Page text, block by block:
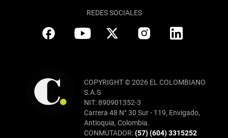
REDES SOCIALES
COPYRIGHT © 2026 EL COLOMBIANO
S.A.S
NIT: 890901352-3
Carrera 48 N° 30 Sur - 119, Envigado,
Antioquia, Colombia.
CONMUTADOR:(57) (604) 3315252